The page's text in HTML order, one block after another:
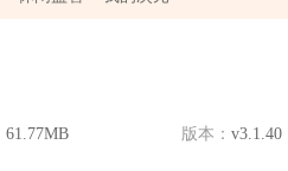
61.77MB 版本： v3.1.40